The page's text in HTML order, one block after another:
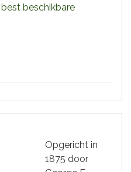
beschikbare
Opgericht in
1875 door